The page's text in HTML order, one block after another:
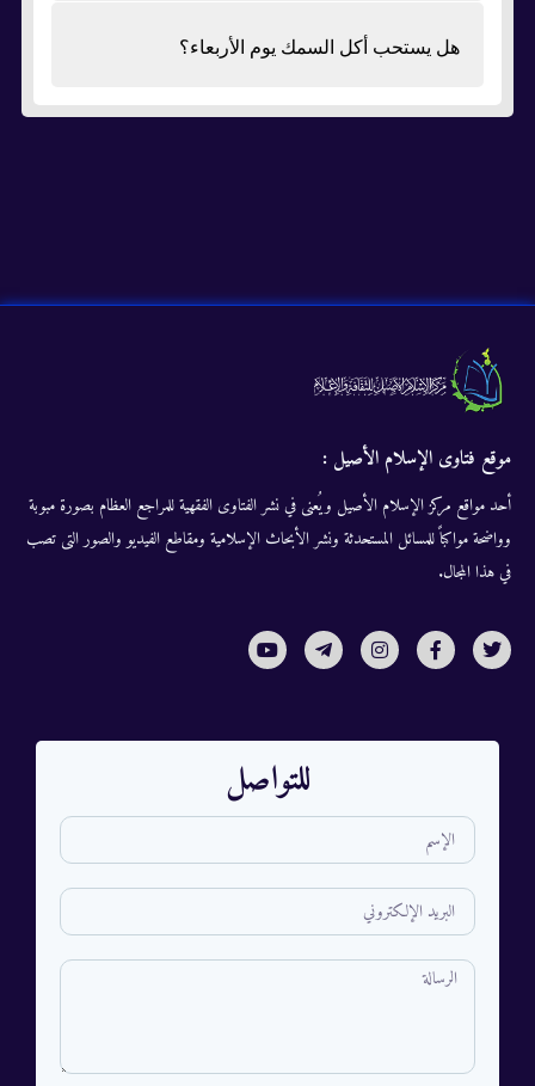
هل يستحب أكل السمك يوم الأربعاء؟
موقع فتاوى الإسلام الأصيل :
أحد مواقع مركز الإسلام الأصيل ويُعنى في نشر الفتاوى الفقهية للمراجع العظام بصورة مبوبة
وواضحة مواكباً للمسائل المستحدثة ونشر الأبحاث الإسلامية ومقاطع الفيديو والصور التى تصب
في هذا المجال.
للتواصل